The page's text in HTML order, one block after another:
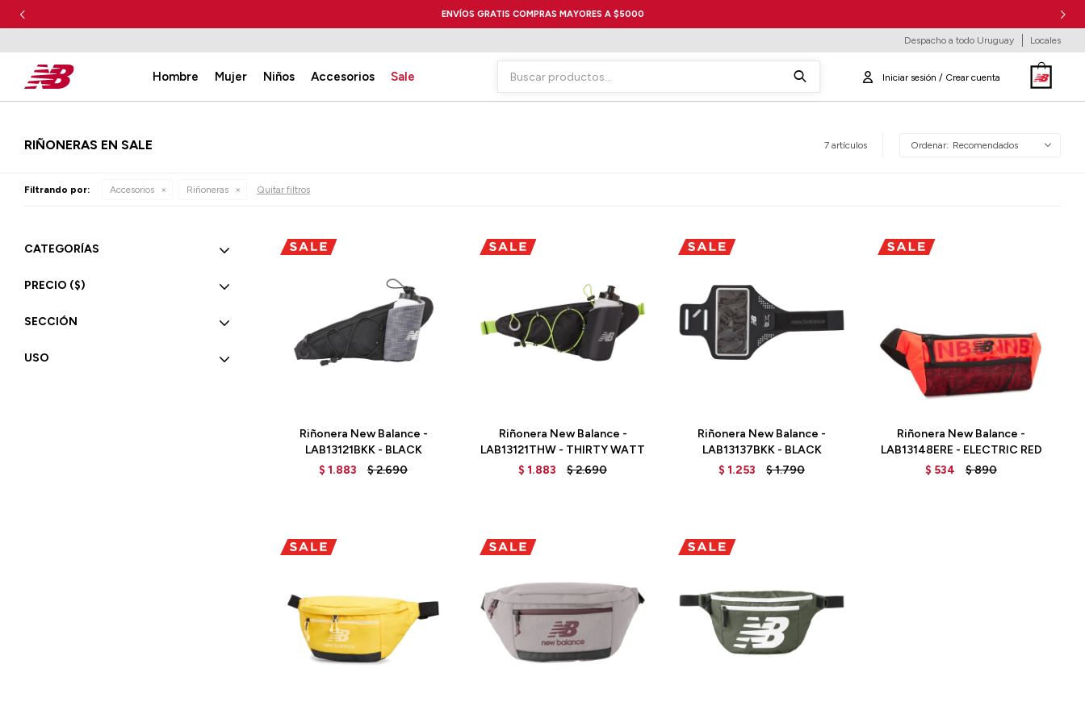
ENVÍOS GRATIS COMPRAS MAYORES A $5000
Hombre Mujer Niños Accesorios Sale
Despacho a todo Uruguay Locales
RIÑONERAS EN SALE 7 artículos Recomendados
Filtrando por: Accesorios Riñoneras Quitar filtros
Riñonera New Balance -
LAB13121BKK - BLACK
$ 1.883 $2.690
Riñonera New Balance -
LAB13121THW - THIRTY WATT
$ 1.883 $2.690
Riñonera New Balance -
LAB13137BKK - BLACK
$ 1.253 $1.790
Riñonera New Balance -
LAB13148ERE - ELECTRIC RED
$ 534 $890
Talle
CATEGORÍAS
PRECIO ($)
SECCIÓN
USO